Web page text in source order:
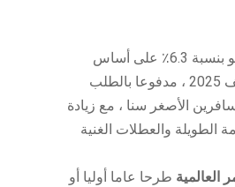
عن نمو بنسبة 6.3٪ على أساس
سنوي في الإشغال لصيف 2025 ، مدفوعا بالطلب
الأصغر سنا ، مع زيادة
الطويلة والعطلات الغنية
العالمية طرحا عاما أوليا أو